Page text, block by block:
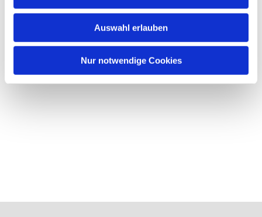
Auswahl erlauben
Nur notwendige Cookies